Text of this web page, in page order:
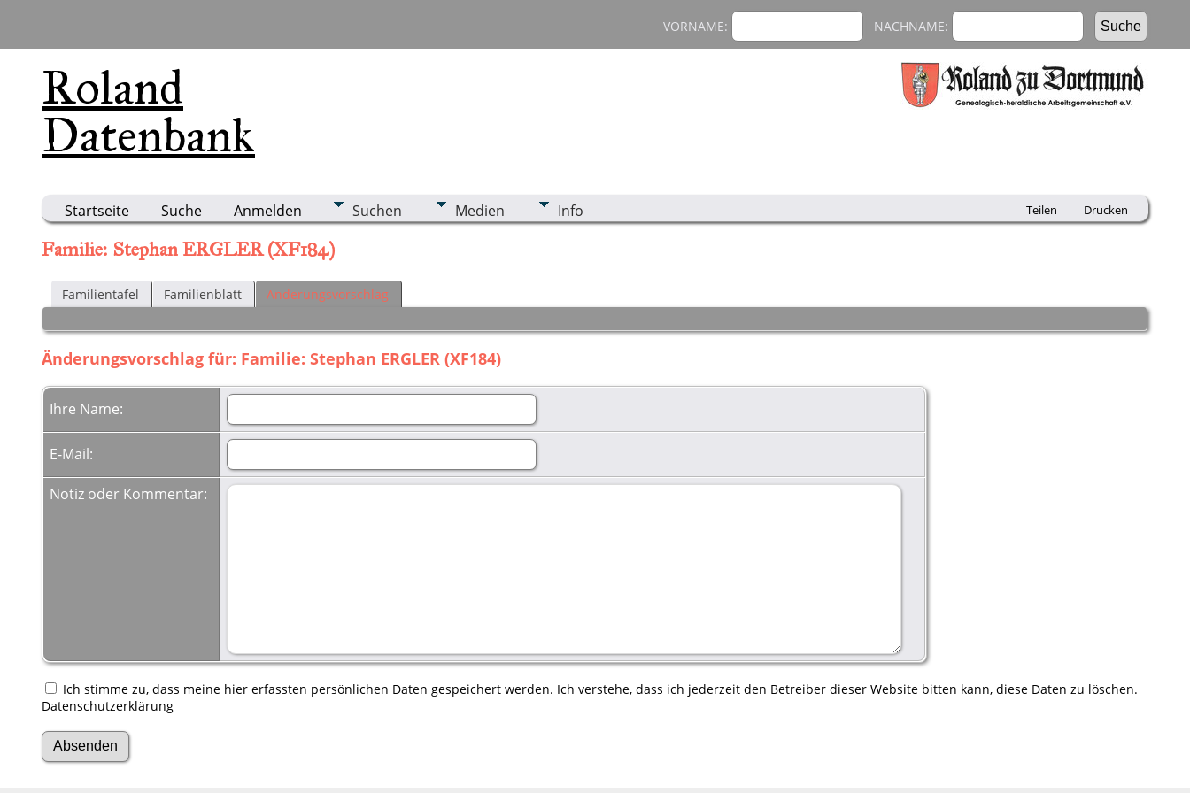
Roland
Datenbank
VORNAME: NACHNAME:
Startseite Suche Anmelden Suchen Medien Info Teilen Drucken
Familie: Stephan ERGLER (XF184)
Familientafel Familienblatt Änderungsvorschlag
Änderungsvorschlag für: Familie: Stephan ERGLER (XF184)
Ihre Name:
E-Mail:
Notiz oder Kommentar:
Ich stimme zu, dass meine hier erfassten persönlichen Daten gespeichert werden. Ich verstehe, dass ich jederzeit den Betreiber dieser Website bitten kann, diese Daten zu löschen.
Datenschutzerklärung